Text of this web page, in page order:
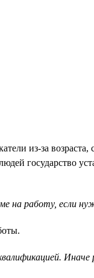
из-за
государство
на работу, если